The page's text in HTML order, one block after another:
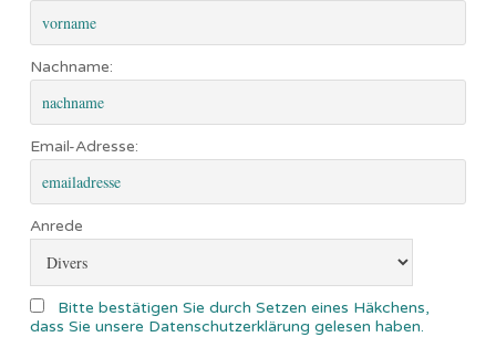
Nachname:
Email-Adresse:
Anrede
Bitte bestätigen Sie durch Setzen eines Häkchens,
dass Sie unsere Datenschutzerklärung gelesen haben.